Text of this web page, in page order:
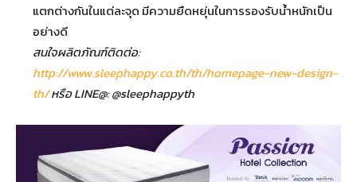
แตกต่างกันในแต่ละจุด มีความยืดหยุ่นในการรองรับน้ำหนักเป็น
อย่างดี
สนใจผลิตภัณฑ์ติดต่อ:
http://www.sleephappy.co.th/th/homepage-new-design-
th/หรือLINE@: @sleephappyth